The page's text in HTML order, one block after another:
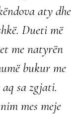
aty dhe
Dueti më
me natyrën
bukur me
sa zgjati.
mes meje